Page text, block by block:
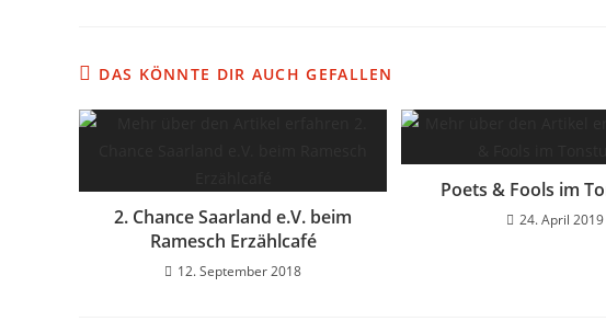
DAS KÖNNTE DIR AUCH GEFALLEN
2. Chance Saarland e.V. beim
Ramesch Erzählcafé
12. September 2018
Poets & Fools im
24. April 2019